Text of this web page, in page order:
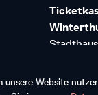
T+41 52
unsere Website